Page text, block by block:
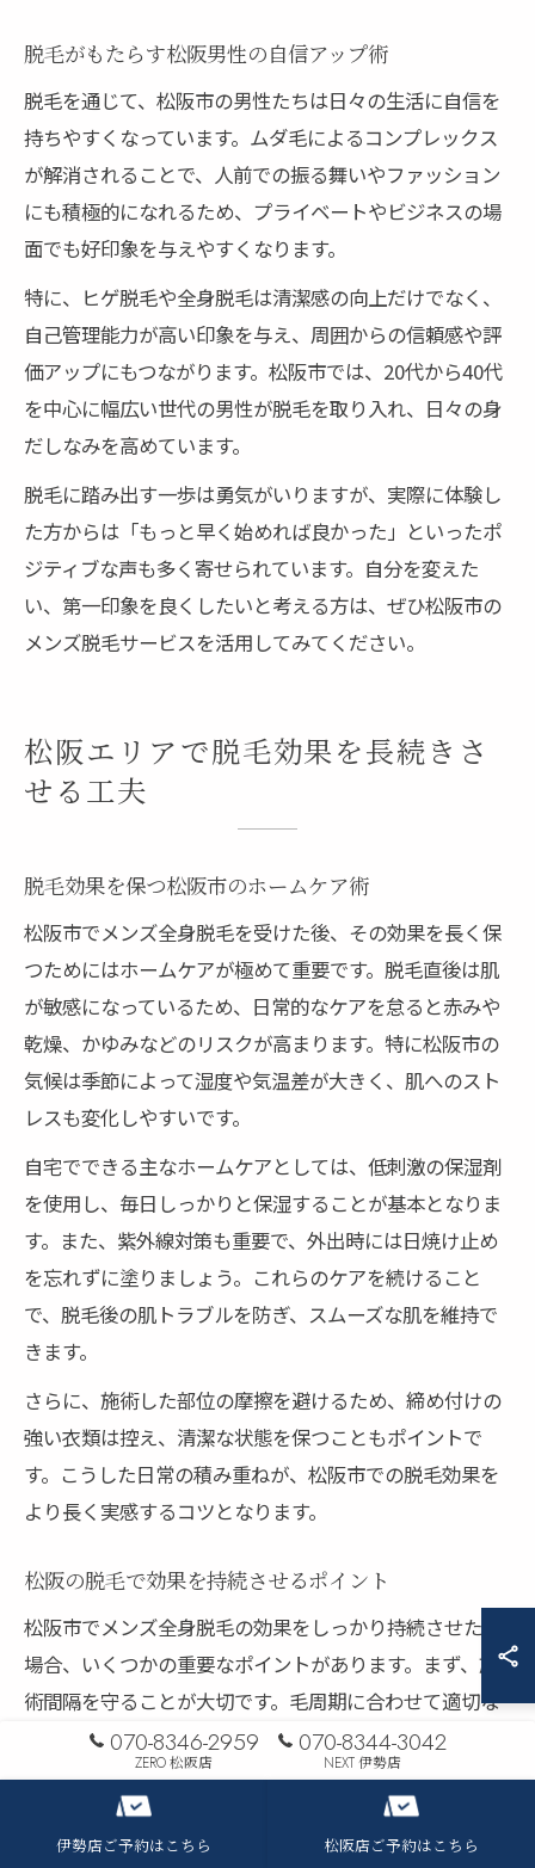
脱毛がもたらす松阪男性の自信アップ術
脱毛を通じて、松阪市の男性たちは日々の生活に自信を
持ちやすくなっています。ムダ毛によるコンプレックス
が解消されることで、人前での振る舞いやファッション
にも積極的になれるため、プライベートやビジネスの場
面でも好印象を与えやすくなります。
特に、ヒゲ脱毛や全身脱毛は清潔感の向上だけでなく、
自己管理能力が高い印象を与え、周囲からの信頼感や評
価アップにもつながります。松阪市では、20代から40代
を中心に幅広い世代の男性が脱毛を取り入れ、日々の身
だしなみを高めています。
脱毛に踏み出す一歩は勇気がいりますが、実際に体験し
た方からは「もっと早く始めれば良かった」といったポ
ジティブな声も多く寄せられています。自分を変えた
い、第一印象を良くしたいと考える方は、ぜひ松阪市の
メンズ脱毛サービスを活用してみてください。
松阪エリアで脱毛効果を長続きさ
せる工夫
脱毛効果を保つ松阪市のホームケア術
松阪市でメンズ全身脱毛を受けた後、その効果を長く保
つためにはホームケアが極めて重要です。脱毛直後は肌
が敏感になっているため、日常的なケアを怠ると赤みや
乾燥、かゆみなどのリスクが高まります。特に松阪市の
気候は季節によって湿度や気温差が大きく、肌へのスト
レスも変化しやすいです。
自宅でできる主なホームケアとしては、低刺激の保湿剤
を使用し、毎日しっかりと保湿することが基本となりま
す。また、紫外線対策も重要で、外出時には日焼け止め
を忘れずに塗りましょう。これらのケアを続けること
で、脱毛後の肌トラブルを防ぎ、スムーズな肌を維持で
きます。
さらに、施術した部位の摩擦を避けるため、締め付けの
強い衣類は控え、清潔な状態を保つこともポイントで
す。こうした日常の積み重ねが、松阪市での脱毛効果を
より長く実感するコツとなります。
松阪の脱毛で効果を持続させるポイント
松阪市でメンズ全身脱毛の効果をしっかり持続させたい
場合、いくつかの重要なポイントがあります。まず、施
術間隔を守ることが大切です。毛周期に合わせて適切な
間隔で通うことで、効率よくムダ毛を減らせます。
また、施術前後の過度な自己処理は控えましょう。カミ
ソリや毛抜きによる自己処理は肌トラブルの原因とな
り、脱毛効果を損なう可能性があります。松阪市のサロ
070-8346-2959
ZERO 松阪店
070-8344-3042
NEXT 伊勢店
伊勢店ご予約はこちら 松阪店ご予約はこちら